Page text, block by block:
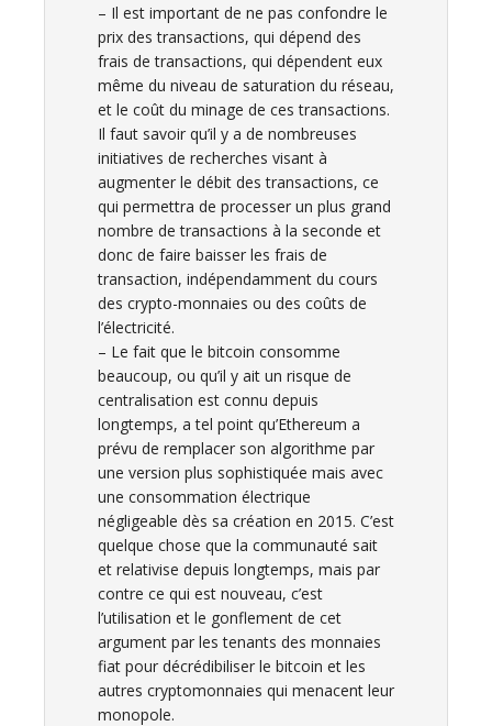
– Il est important de ne pas confondre le
prix des transactions, qui dépend des
frais de transactions, qui dépendent eux
même du niveau de saturation du réseau,
et le coût du minage de ces transactions.
Il faut savoir qu’il y a de nombreuses
initiatives de recherches visant à
augmenter le débit des transactions, ce
qui permettra de processer un plus grand
nombre de transactions à la seconde et
donc de faire baisser les frais de
transaction, indépendamment du cours
des crypto-monnaies ou des coûts de
l’électricité.
– Le fait que le bitcoin consomme
beaucoup, ou qu’il y ait un risque de
centralisation est connu depuis
longtemps, a tel point qu’Ethereum a
prévu de remplacer son algorithme par
une version plus sophistiquée mais avec
une consommation électrique
négligeable dès sa création en 2015. C’est
quelque chose que la communauté sait
et relativise depuis longtemps, mais par
contre ce qui est nouveau, c’est
l’utilisation et le gonflement de cet
argument par les tenants des monnaies
fiat pour décrédibiliser le bitcoin et les
autres cryptomonnaies qui menacent leur
monopole.